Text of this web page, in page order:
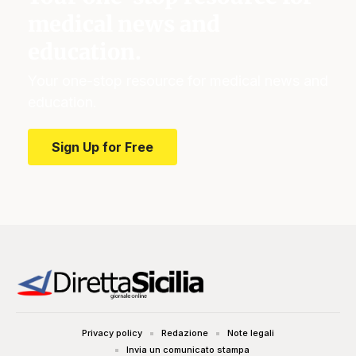
Sign Up for Free
Privacy policy Redazione
Note legali
Invia un comunicato stampa